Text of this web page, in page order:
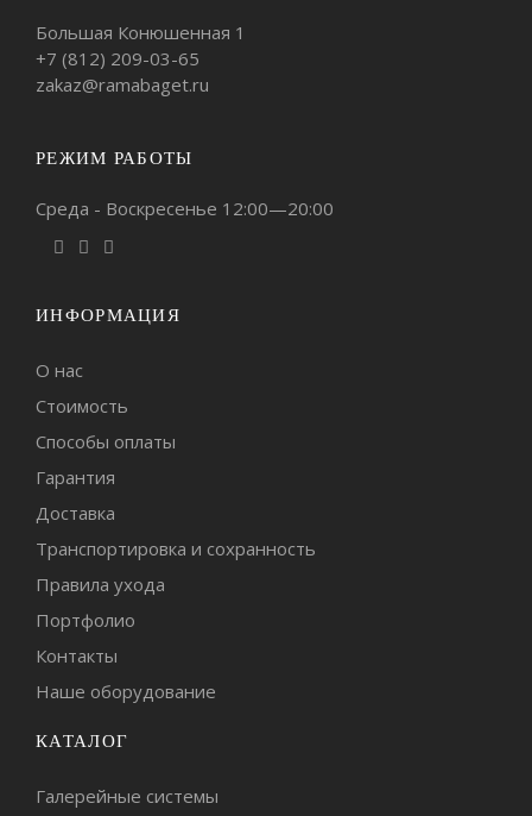
Большая Конюшенная 1
+7 (812) 209-03-65
zakaz@ramabaget.ru
РЕЖИМ РАБОТЫ
Среда - Воскресенье 12:00—20:00
ИНФОРМАЦИЯ
О нас
Стоимость
Способы оплаты
Гарантия
Доставка
Транспортировка и сохранность
Правила ухода
Портфолио
Контакты
Наше оборудование
КАТАЛОГ
Галерейные системы